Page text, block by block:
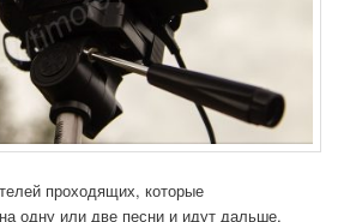
проходящих, которые
одну или две песни и идут дальше.